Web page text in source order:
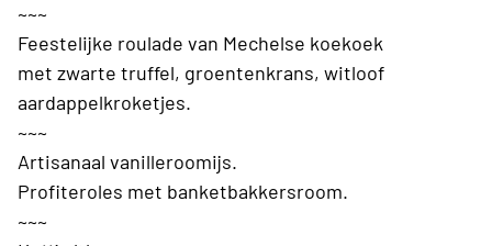
~~~
Feestelijke roulade van Mechelse koekoek
met zwarte truffel, groentenkrans, witloof
aardappelkroketjes.
~~~
Artisanaal vanilleroomijs.
Profiteroles met banketbakkersroom.
~~~